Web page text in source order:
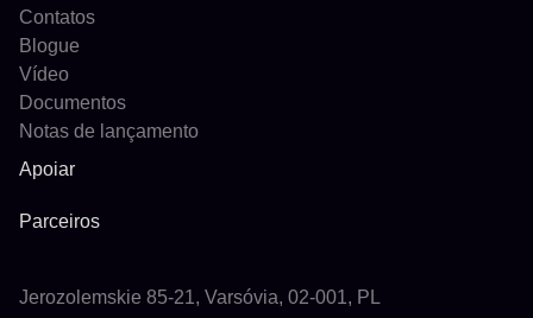
Contatos
Blogue
Vídeo
Documentos
Notas de lançamento
Apoiar
Parceiros
Jerozolemskie 85-21, Varsóvia, 02-001, PL